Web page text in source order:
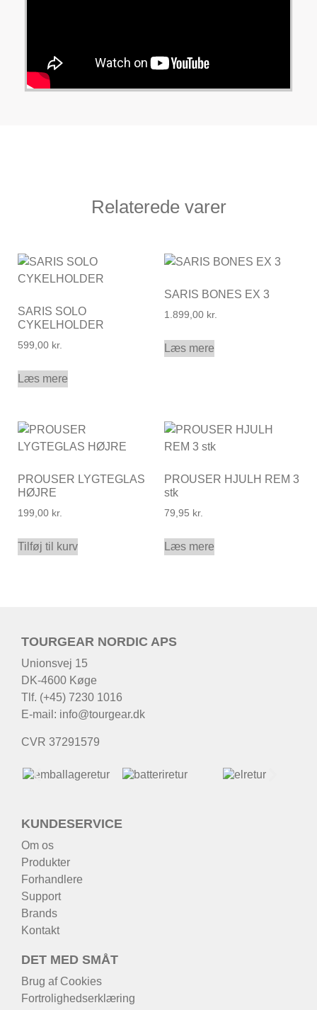
Relaterede varer
SARIS SOLO
CYKELHOLDER
599,00 kr.
Læs mere
SARIS BONES EX 3
1.899,00 kr.
Læs mere
PROUSER LYGTEGLAS
HØJRE
199,00 kr.
Tilføj til kurv
PROUSER HJULH REM 3
stk
79,95 kr.
Læs mere
TOURGEAR NORDIC APS
Unionsvej 15
DK-4600 Køge
Tlf. (+45) 7230 1016
E-mail: info@tourgear.dk
CVR 37291579
KUNDESERVICE
Om os
Produkter
Forhandlere
Support
Brands
Kontakt
DET MED SMÅT
Brug af Cookies
Fortrolighedserklæring